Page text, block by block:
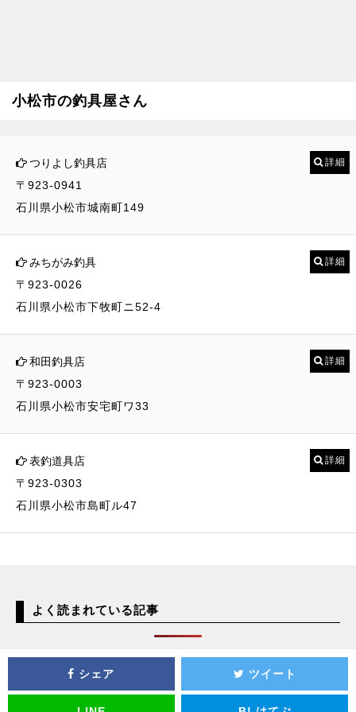
小松市の釣具屋さん
つりよし釣具店
〒923-0941
石川県小松市城南町149
詳細
みちがみ釣具
〒923-0026
石川県小松市下牧町ニ52-4
詳細
和田釣具店
〒923-0003
石川県小松市安宅町ワ33
詳細
表釣道具店
〒923-0303
石川県小松市島町ル47
詳細
よく読まれている記事
シェア ツイート